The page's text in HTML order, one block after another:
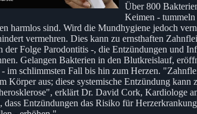
Über 800
Keimen -
harmlos sind. Wird die Mundhygiene jedoch
vermehren. Dies kann zu ernsthaften
Folge Parodontitis -, die Entzündungen und
Gelangen Bakterien in den Blutkreislauf,
im schlimmsten Fall bis hin zum Herzen.
Körper aus; diese systemische Entzündung kann
erklärt Dr. David Cork, Kardiologe
dass Entzündungen das Risiko für